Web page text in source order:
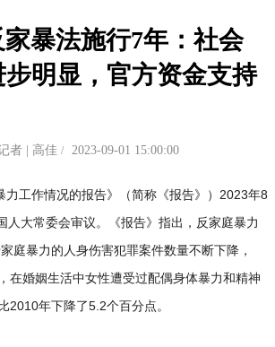
暴法施行7年：社会
明显，官方资金支持
者 | 高佳 2023-09-01 15:00:00
力工作情况的报告》（简称《报告》）2023年8
人大常委会审议。《报告》指出，反家庭暴力
庭暴力的人身伤害犯罪案件数量不断下降，
在婚姻生活中女性遭受过配偶身体暴力和精神
2010年下降了5.2个百分点。